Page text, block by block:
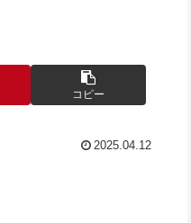
コピー
2025.04.12